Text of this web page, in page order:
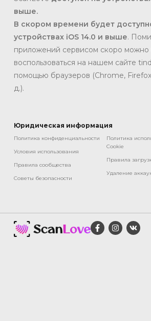
выше.
В скором времени будет
устройствах iOS 14.0 и выше.
приложений сервисом скоро можно
воспользоваться на нашем сайте
помощью браузеров (Chrome,
д.).
Юридическая информация
Политика конфиденциальности
Условия использования
Правила сообщества
Советы безопасности
Политика
Cookie
Правила
Удаление